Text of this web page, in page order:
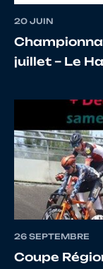
9
10
11
20 JUIN
juillet – Le
26 SEPTEMBRE
Coupe